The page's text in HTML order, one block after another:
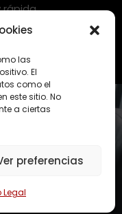
las
El
como el
este sitio. No
a ciertas
preferencias
Legal
rápida.